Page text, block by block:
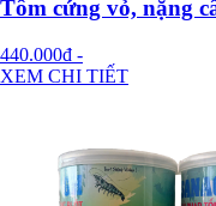
Tôm cứng vỏ, nặng
440.000đ -
XEM CHI TIẾT